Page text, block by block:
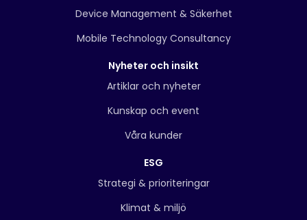
Device Management & Säkerhet
Mobile Technology Consultancy
Nyheter och insikt
Artiklar och nyheter
Kunskap och event
Våra kunder
ESG
Strategi & prioriteringar
Klimat & miljö